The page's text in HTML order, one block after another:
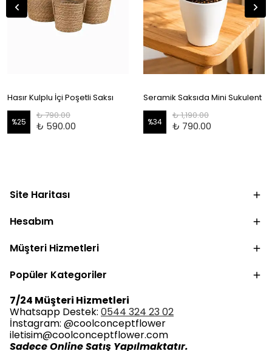
Hasır Kulplu İçi Poşetli Saksı
%25
₺ 790.00
₺ 590.00
Seramik Saksıda Mini Sukulent
%34
₺ 1,190.00
₺ 790.00
Site Haritası
Hesabım
Müşteri Hizmetleri
Popüler Kategoriler
7/24 Müşteri Hizmetleri
Whatsapp Destek: 0544 324 23 02
İnstagram: @coolconceptflower
iletisim@coolconceptflower.com
Sadece Online Satış Yapılmaktatır.